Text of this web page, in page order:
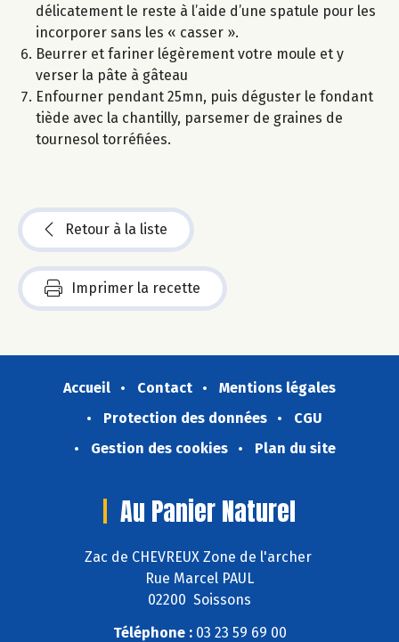
délicatement le reste à l’aide d’une spatule pour les
incorporer sans les « casser ».
Beurrer et fariner légèrement votre moule et y
verser la pâte à gâteau
Enfourner pendant 25mn, puis déguster le fondant
tiède avec la chantilly, parsemer de graines de
tournesol torréfiées.
Retour à la liste
Imprimer la recette
Accueil Contact
Mentions légales
Protection des données
CGU
Gestion des cookies
Plan du site
Au Panier Naturel
Zac de CHEVREUX Zone de l'archer
Rue Marcel PAUL
02200 Soissons
Téléphone :03 23 59 69 00